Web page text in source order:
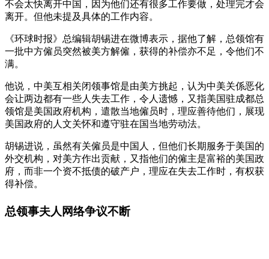
不会太快离开中国，因为他们还有很多工作要做，处理完才会
离开。但他未提及具体的工作内容。
《环球时报》总编辑胡锡进在微博表示，据他了解，总领馆有
一批中方僱员突然被美方解僱，获得的补偿亦不足，令他们不
满。
他说，中美互相关闭领事馆是由美方挑起，认为中美关係恶化
会让两边都有一些人失去工作，令人遗憾，又指美国驻成都总
领馆是美国政府机构，遣散当地僱员时，理应善待他们，展现
美国政府的人文关怀和遵守驻在国当地劳动法。
胡锡进说，虽然有关僱员是中国人，但他们长期服务于美国的
外交机构，对美方作出贡献，又指他们的僱主是富裕的美国政
府，而非一个资不抵债的破产户，理应在失去工作时，有权获
得补偿。
总领事夫人网络争议不断